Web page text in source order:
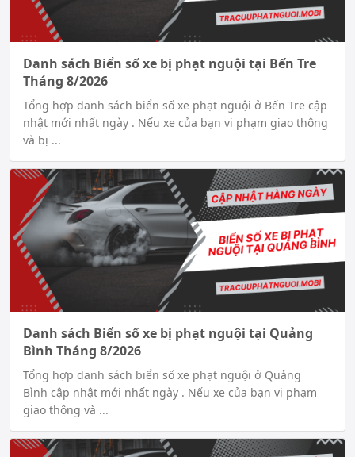
Danh sách Biển số xe bị phạt nguội tại Bến Tre
Tháng 8/2026
Tổng hợp danh sách biển số xe phạt nguội ở Bến Tre cập
nhật mới nhất ngày . Nếu xe của bạn vi phạm giao thông
và bị ...
Danh sách Biển số xe bị phạt nguội tại Quảng
Bình Tháng 8/2026
Tổng hợp danh sách biển số xe phạt nguội ở Quảng
Bình cập nhật mới nhất ngày . Nếu xe của bạn vi phạm
giao thông và ...